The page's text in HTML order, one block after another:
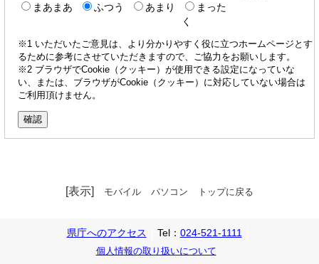
まあまあ
ふつう あまり
まった
く
※1 いただいたご意見は、より分かりやすく役に立つホームページとす
るために参考にさせていただきますので、ご協力をお願いします。
※2 ブラウザでCookie（クッキー）が使用できる設定になっていな
い、または、ブラウザがCookie（クッキー）に対応していない場合は
ご利用頂けません。
[表示] モバイル パソコン トップに戻る
県庁へのアクセス Tel： 024-521-1111
個人情報の取り扱いについて